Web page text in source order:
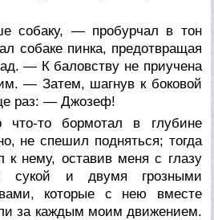
собаку, — пробурчал в тон
собаке пинка, предотвращая
— К баловству не приучена
— Затем, шагнув к боковой
раз: — Джозеф!
что-то бормотал в глубине
не спешил подняться; тогда
к нему, оставив меня с глазу
сукой и двумя грозными
которые с нею вместе
за каждым моим движением.